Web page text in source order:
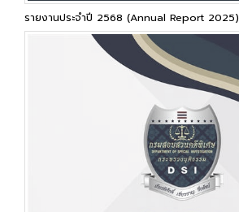
รายงานประจำปี 2568 (Annual Report 2025)